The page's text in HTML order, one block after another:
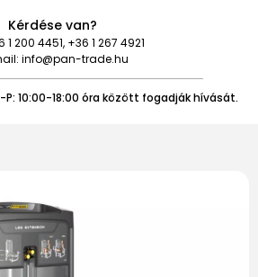
Kérdése van?
1 200 4451, +36 1 267 4921
info@pan-trade.hu
10:00-18:00 óra között fogadják hívását.